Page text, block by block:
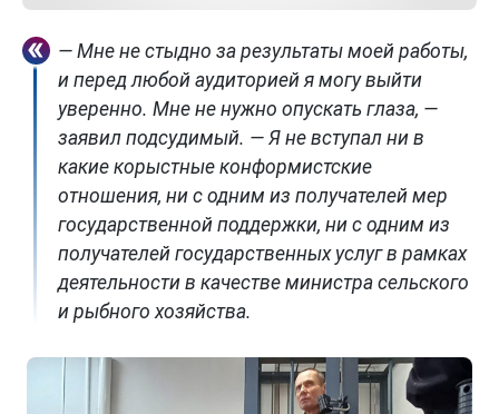
— Мне не стыдно за результаты моей работы,
и перед любой аудиторией я могу выйти
уверенно. Мне не нужно опускать глаза, —
заявил подсудимый. — Я не вступал ни в
какие корыстные конформистские
отношения, ни с одним из получателей мер
государственной поддержки, ни с одним из
получателей государственных услуг в рамках
деятельности в качестве министра сельского
и рыбного хозяйства.